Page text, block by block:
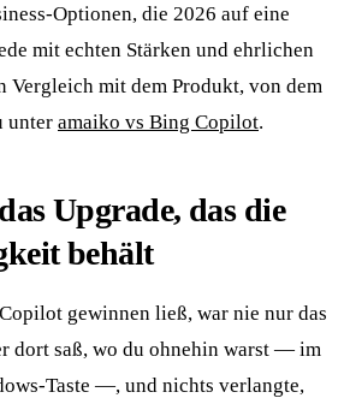
Optionen, die 2026 auf eine
mit echten Stärken und ehrlichen
Vergleich mit dem Produkt, von dem
unter amaiko vs Bing Copilot.
Upgrade, das die
behält
gewinnen ließ, war nie nur das
dort saß, wo du ohnehin warst — im
Taste —, und nichts verlangte,